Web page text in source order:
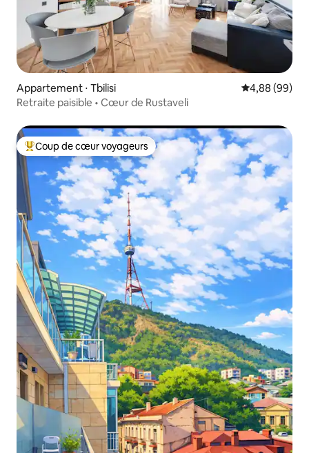
Appartement ⋅ Tbilisi Évaluation
4,88 (99)
Retraite paisible • Cœur de Rustaveli
Coups de cœur voyageurs les plus appréciés
Coup de cœur voyageurs